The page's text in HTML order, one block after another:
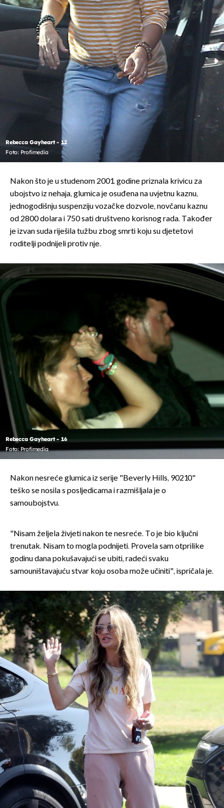
Rebecca Gayheart - 12
Foto: Profimedia
Nakon što je u studenom 2001. godine priznala krivicu za
ubojstvo iz nehaja, glumica je osuđena na uvjetnu kaznu,
jednogodišnju suspenziju vozačke dozvole, novčanu kaznu
od 2800 dolara i 750 sati društveno korisnog rada. Također
je izvan suda riješila tužbu zbog smrti koju su djetetovi
roditelji podnijeli protiv nje.
Rebecca Gayheart - 16
Foto: Profimedia
Nakon nesreće glumica iz serije "Beverly Hills, 90210"
teško se nosila s posljedicama i razmišljala je o
samoubojstvu.
"Nisam željela živjeti nakon te nesreće. To je bio ključni
trenutak. Nisam to mogla podnijeti. Provela sam otprilike
godinu dana pokušavajući se ubiti, radeći svaku
samouništavajuću stvar koju osoba može učiniti", ispričala je.